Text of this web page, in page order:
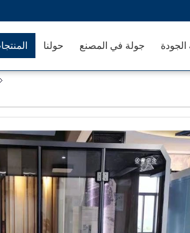
حولنا جولة في المصنع الجودة